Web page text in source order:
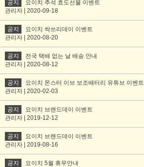
공지
요이치 추석 효도선물 이벤트
관리자 | 2020-09-18
공지
요이치 싹쓰리데이 이벤트
관리자 | 2020-08-20
공지
전국 택배 없는 날 배송 안내
관리자 | 2020-08-12
공지
요이치 몬스터 이브 보조배터리 유튜브 이벤트
관리자 | 2020-02-03
공지
요이치 브랜드데이 이벤트
관리자 | 2019-12-12
공지
요이치 브랜드데이 이벤트
관리자 | 2019-08-16
공지
요이치 5월 휴무안내